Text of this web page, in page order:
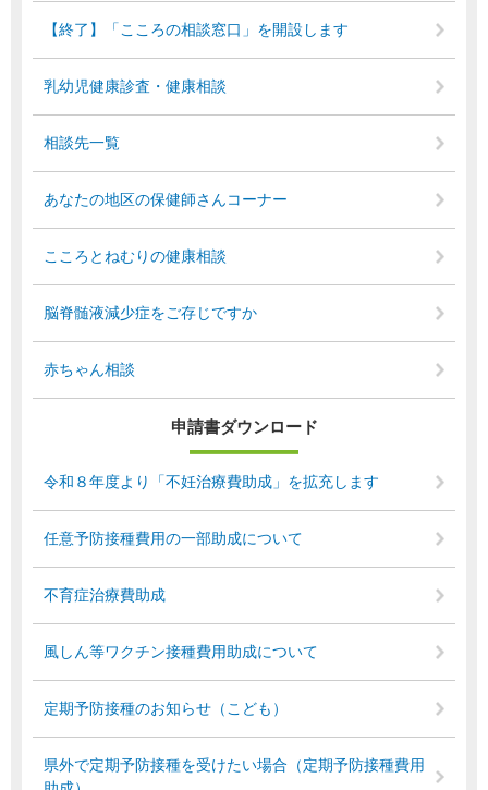
【終了】「こころの相談窓口」を開設します
乳幼児健康診査・健康相談
相談先一覧
あなたの地区の保健師さんコーナー
こころとねむりの健康相談
脳脊髄液減少症をご存じですか
赤ちゃん相談
申請書ダウンロード
令和８年度より「不妊治療費助成」を拡充します
任意予防接種費用の一部助成について
不育症治療費助成
風しん等ワクチン接種費用助成について
定期予防接種のお知らせ（こども）
県外で定期予防接種を受けたい場合（定期予防接種費用